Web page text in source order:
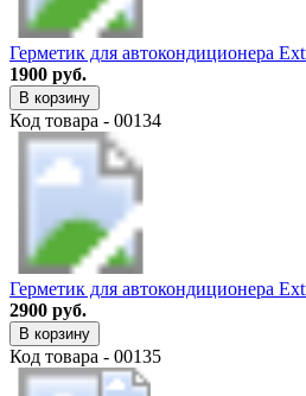
Герметик для автокондиционера
1900 руб.
В корзину
Код товара - 00134
Герметик для автокондиционера
2900 руб.
В корзину
Код товара - 00135